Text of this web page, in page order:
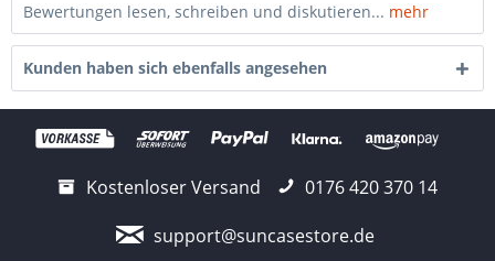
Bewertungen lesen, schreiben und diskutieren... mehr
Kunden haben sich ebenfalls angesehen
Kostenloser Versand
0176 420 370 14
support@suncasestore.de